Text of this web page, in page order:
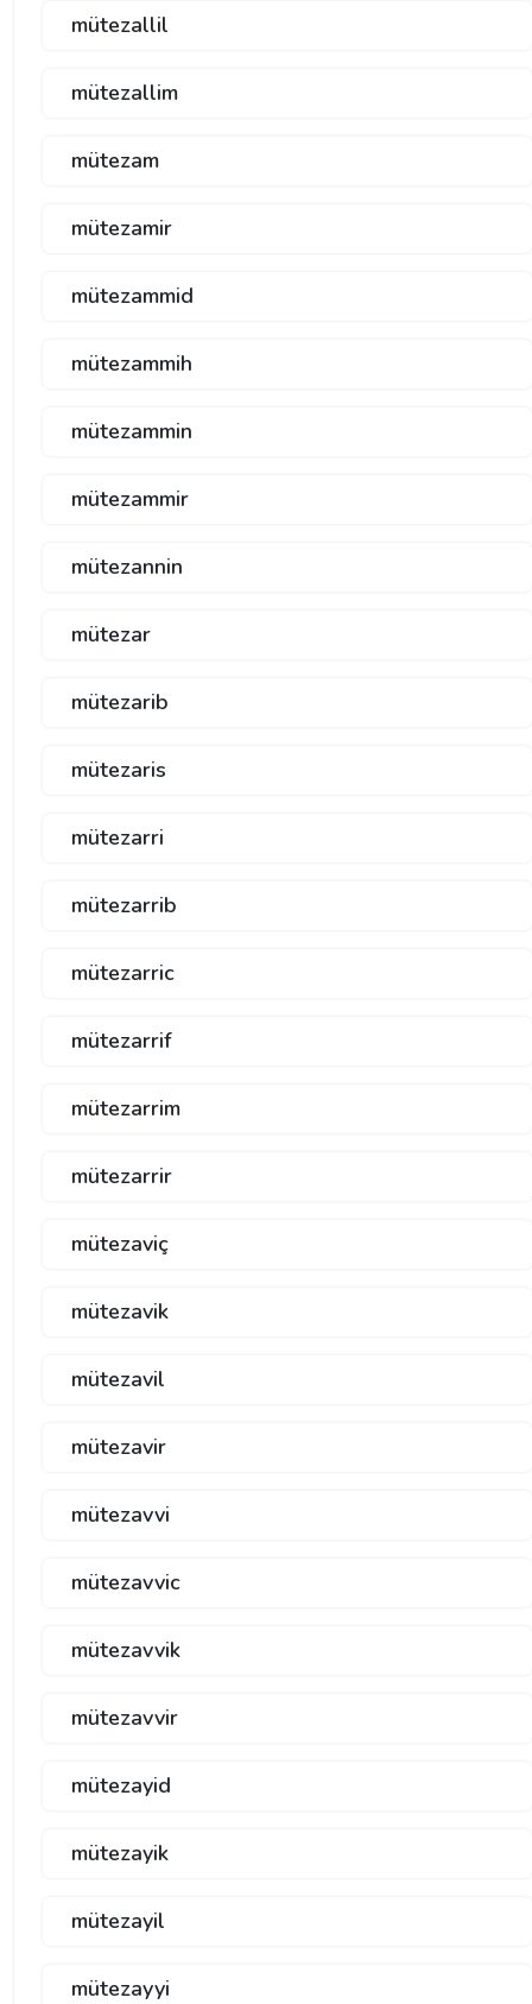
mütezallil
mütezallim
mütezam
mütezamir
mütezammid
mütezammih
mütezammin
mütezammir
mütezannin
mütezar
mütezarib
mütezaris
mütezarri
mütezarrib
mütezarric
mütezarrif
mütezarrim
mütezarrir
mütezaviç
mütezavik
mütezavil
mütezavir
mütezavvi
mütezavvic
mütezavvik
mütezavvir
mütezayid
mütezayik
mütezayil
mütezayyi